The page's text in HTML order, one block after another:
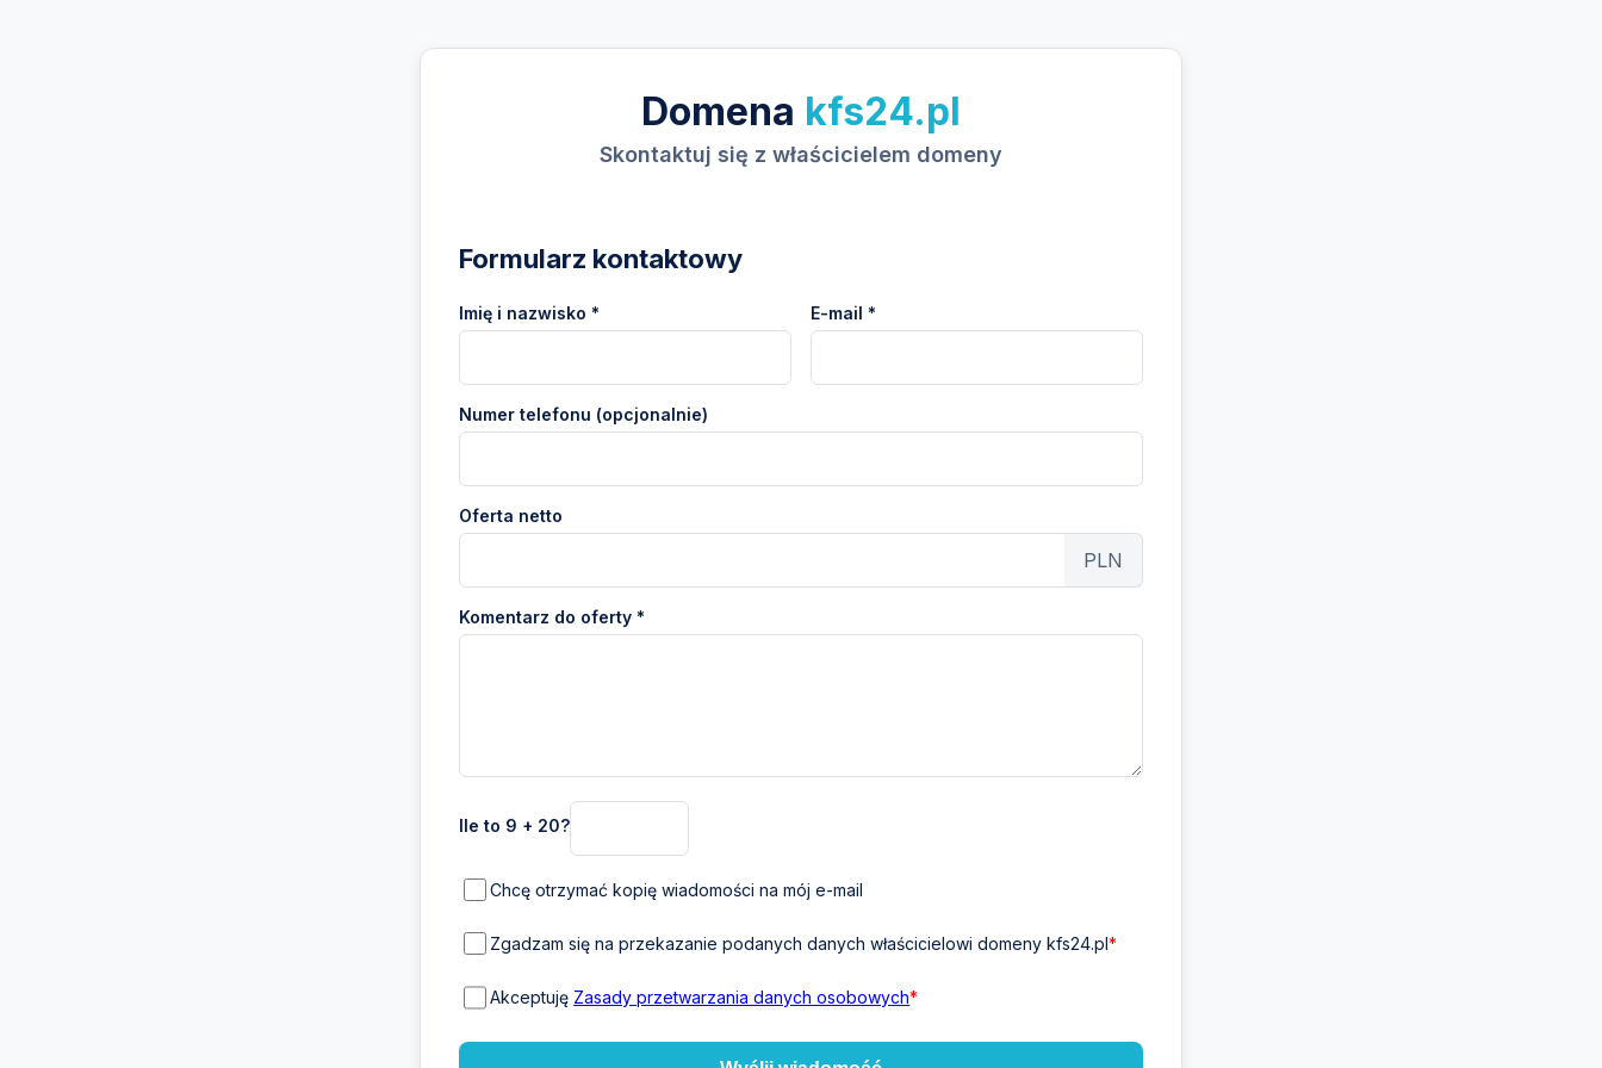
Domena kfs24.pl
Skontaktuj się z właścicielem domeny
Formularz kontaktowy
Imię i nazwisko * E-mail *
Numer telefonu (opcjonalnie)
Oferta netto
PLN
Komentarz do oferty *
Ile to 9 + 20?
Chcę otrzymać kopię wiadomości na mój e-mail
Zgadzam się na przekazanie podanych danych właścicielowi domeny kfs24.pl*
Akceptuję Zasady przetwarzania danych osobowych*